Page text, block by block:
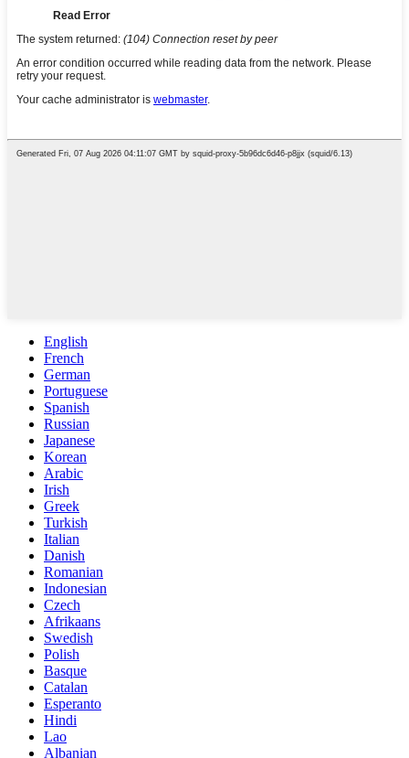
English
French
German
Portuguese
Spanish
Russian
Japanese
Korean
Arabic
Irish
Greek
Turkish
Italian
Danish
Romanian
Indonesian
Czech
Afrikaans
Swedish
Polish
Basque
Catalan
Esperanto
Hindi
Lao
Albanian